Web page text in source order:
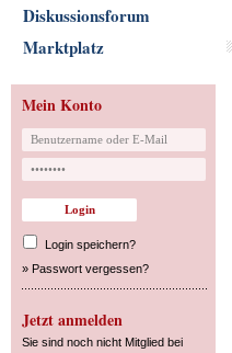
Diskussionsforum
Marktplatz
Mein Konto
Login speichern?
» Passwort vergessen?
Jetzt anmelden
Sie sind noch nicht Mitglied bei